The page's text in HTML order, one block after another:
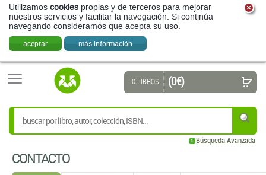
Utilizamos cookies propias y de terceros para mejorar
nuestros servicios y facilitar la navegación. Si continúa
navegando consideramos que acepta su uso.
aceptar más información
Búsqueda Avanzada
0 LIBROS (0 €)
CONTACTO